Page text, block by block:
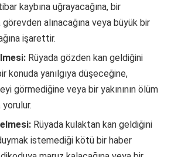
kaybına uğrayacağına, bir
alınacağına veya büyük bir
işarettir.
Rüyada gözden kan geldiğini
konuda yanılgıya düşeceğine,
görmediğine veya bir yakınının ölüm
yorulur.
Rüyada kulaktan kan geldiğini
istemediği kötü bir haber